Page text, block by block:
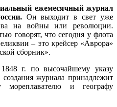
ежемесячный журнал
Он выходит в свет уже
на войны или революции.
говорят, что сегодня у флота
– это крейсер «Аврора»
сборник».
г. по высочайшему указу
журнала принадлежит
мореплавателю и географу